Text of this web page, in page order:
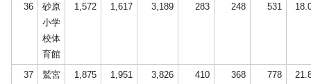
36
砂原
小学
校体
育館
1,572 1,617 3,189 283 248 531
37
鷲宮
1,875 1,951 3,826 410 368 778